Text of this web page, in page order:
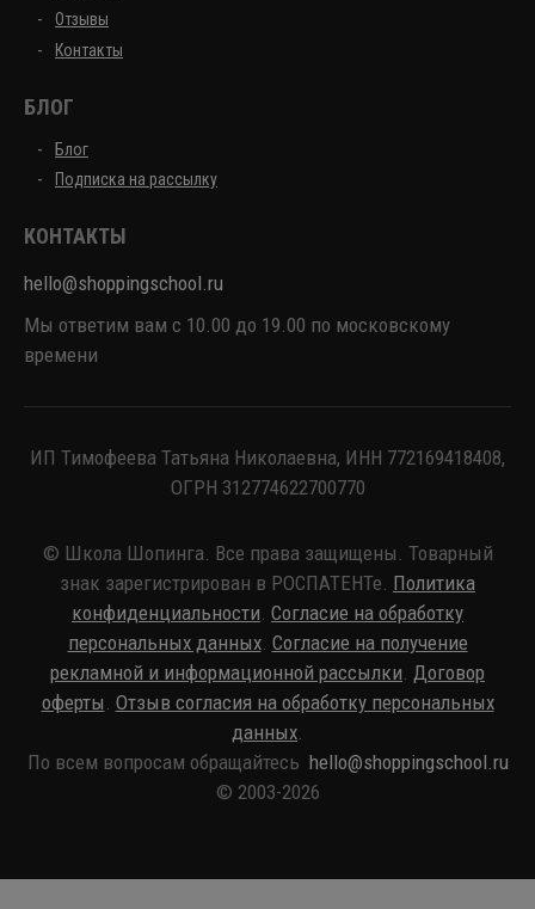
Отзывы
Контакты
БЛОГ
Блог
Подписка на рассылку
КОНТАКТЫ
hello@shoppingschool.ru
Мы ответим вам с 10.00 до 19.00 по московскому
времени
ИП Тимофеева Татьяна Николаевна, ИНН 772169418408,
ОГРН 312774622700770
© Школа Шопинга. Все права защищены. Товарный
знак зарегистрирован в РОСПАТЕНТе. Политика
конфиденциальности. Согласие на обработку
персональных данных. Согласие на получение
рекламной и информационной рассылки. Договор
оферты . Отзыв согласия на обработку персональных
данных.
По всем вопросам обращайтесь hello@shoppingschool.ru
© 2003-2026